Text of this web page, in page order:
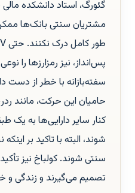
گئورگ، استاد دانشکده
مشتریان سنتی بانک‌ها
پس‌انداز، نیز رمزارزها را
سفته‌بازانه با خطر از دست
حامیان این حرکت، مانند
کنار سایر دارایی‌ها به یک
شوند، البته با تاکید بر
سنتی شوند. کولباخ نیز
تصمیم می‌گیرند و زندگی و